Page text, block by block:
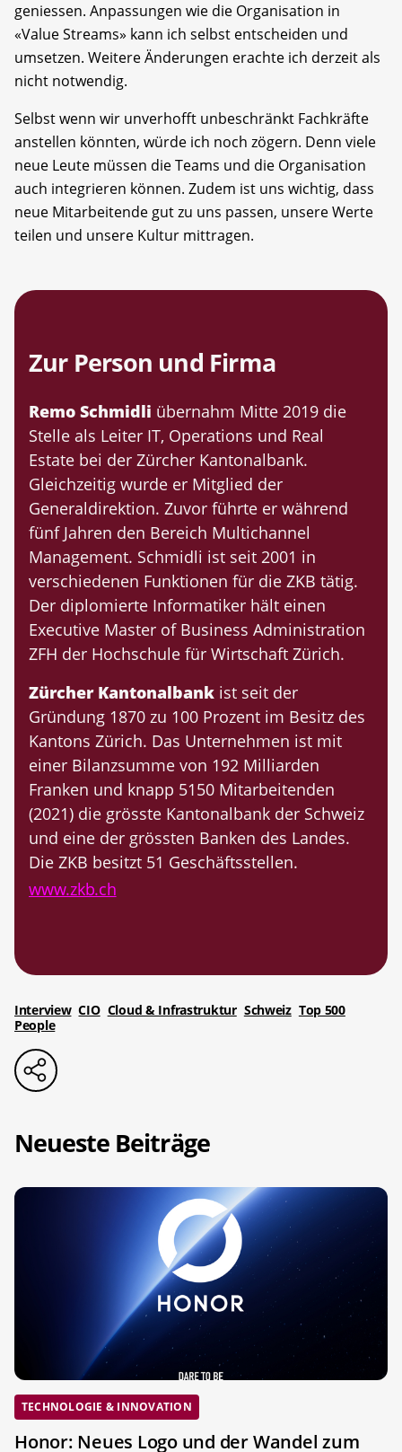
geniessen. Anpassungen wie die Organisation in
«Value Streams» kann ich selbst entscheiden und
umsetzen. Weitere Änderungen erachte ich derzeit als
nicht notwendig.
Selbst wenn wir unverhofft unbeschränkt Fachkräfte
anstellen könnten, würde ich noch zögern. Denn viele
neue Leute müssen die Teams und die Organisation
auch integrieren können. Zudem ist uns wichtig, dass
neue Mit­arbeitende gut zu uns passen, unsere Werte
teilen und unsere Kultur mittragen.
Zur Person und Firma
Remo Schmidli übernahm Mitte 2019 die
Stelle als Leiter IT, Operations und Real
Estate bei der Zürcher Kantonalbank.
Gleichzeitig wurde er Mitglied der
Generaldirektion. Zuvor führte er während
fünf Jahren den Bereich Multichannel
Management. Schmidli ist seit 2001 in
verschiedenen Funktionen für die ZKB ­tätig.
Der diplomierte ­Informatiker hält einen
Executive Master of Business Administration
ZFH der Hochschule für Wirtschaft Zürich.
Zürcher Kantonalbank ist seit der
Gründung 1870 zu 100 Prozent im Besitz des
Kantons Zürich. Das Unternehmen ist mit
einer Bilanzsumme von 192 Milliarden
Franken und knapp 5150 Mitarbeitenden
(2021) die grösste Kantonalbank der Schweiz
und eine der grössten Banken des Landes.
Die ZKB besitzt 51 Geschäftsstellen.
www.zkb.ch
Interview CIO Cloud & Infrastruktur Schweiz Top 500
People
Neueste Beiträge
TECHNOLOGIE & INNOVATION
Honor: Neues Logo und der Wandel zum